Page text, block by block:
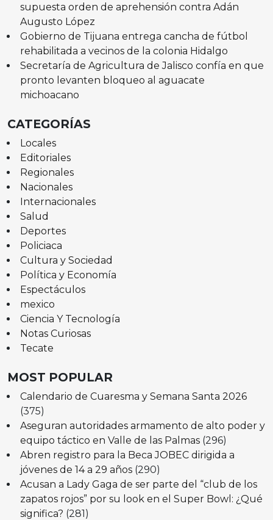
supuesta orden de aprehensión contra Adán
Augusto López
Gobierno de Tijuana entrega cancha de fútbol
rehabilitada a vecinos de la colonia Hidalgo
Secretaría de Agricultura de Jalisco confía en que
pronto levanten bloqueo al aguacate
michoacano
CATEGORÍAS
Locales
Editoriales
Regionales
Nacionales
Internacionales
Salud
Deportes
Policiaca
Cultura y Sociedad
Política y Economía
Espectáculos
mexico
Ciencia Y Tecnología
Notas Curiosas
Tecate
MOST POPULAR
Calendario de Cuaresma y Semana Santa 2026
(375)
Aseguran autoridades armamento de alto poder y
equipo táctico en Valle de las Palmas (296)
Abren registro para la Beca JOBEC dirigida a
jóvenes de 14 a 29 años (290)
Acusan a Lady Gaga de ser parte del “club de los
zapatos rojos” por su look en el Super Bowl: ¿Qué
significa? (281)